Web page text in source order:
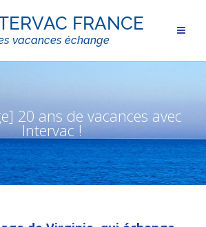
20 ans de vacances avec
Intervac !